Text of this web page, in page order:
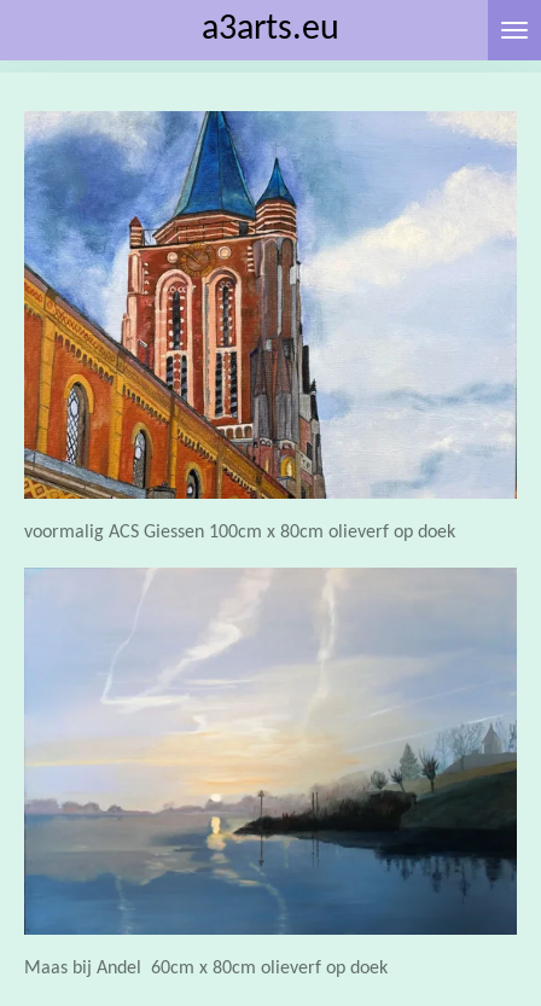
direct
de
hoofdinhoud
a3arts.eu
voormalig ACS Giessen 100cm x 80cm olieverf op doek
Maas bij Andel 60cm x 80cm olieverf op doek